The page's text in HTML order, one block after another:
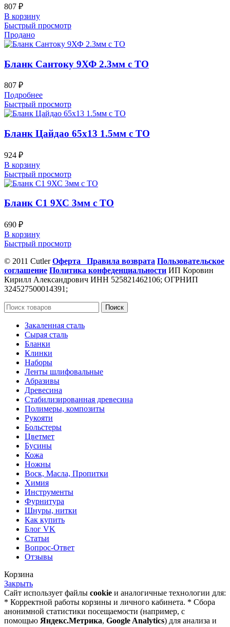
807 ₽
В корзину
Быстрый просмотр
Продано
Бланк Сантоку 9ХФ 2.3мм с ТО
807 ₽
Подробнее
Быстрый просмотр
Бланк Цайдао 65х13 1.5мм с ТО
924 ₽
В корзину
Быстрый просмотр
Бланк С1 9ХС 3мм с ТО
690 ₽
В корзину
Быстрый просмотр
© 2011 CutlerОферта Правила возврата Пользовательское
соглашение Политика конфеденциальности ИП Коровин
Кирилл Александрович ИНН 525821462106; ОГРНИП
324527500014391;
Поиск
Закаленная сталь
Сырая сталь
Бланки
Клинки
Наборы
Ленты шлифовальные
Абразивы
Древесина
Стабилизированная древесина
Полимеры, композиты
Рукояти
Больстеры
Цветмет
Бусины
Кожа
Ножны
Воск, Масла, Пропитки
Химия
Инструменты
Фурнитура
Шнуры, нитки
Как купить
Блог VK
Статьи
Вопрос-Ответ
Отзывы
Корзина
Закрыть
Сайт использует файлы cookie и аналогичные технологии для:
* Корректной работы корзины и личного кабинета. * Сбора
анонимной статистики посещаемости (например, с
помощью Яндекс.Метрика, Google Analytics) для анализа и